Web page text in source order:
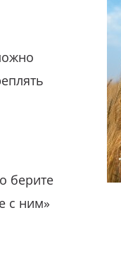
берите
с ним»